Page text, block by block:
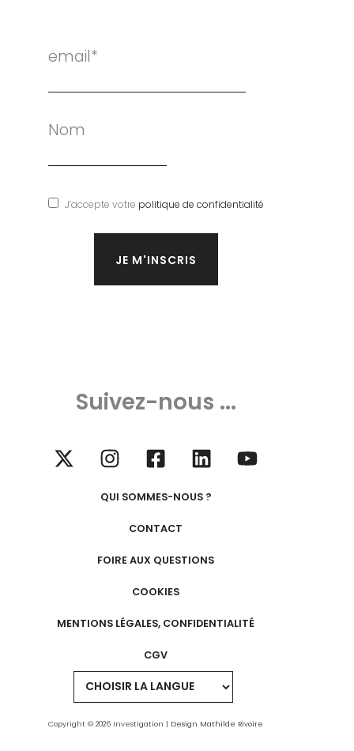
email*
Nom
J’accepte votre politique de confidentialité
Suivez-nous ...
QUI SOMMES-NOUS ?
CONTACT
FOIRE AUX QUESTIONS
COOKIES
MENTIONS LÉGALES, CONFIDENTIALITÉ
CGV
Copyright © 2026 Investigation | Design Mathilde Rivoire